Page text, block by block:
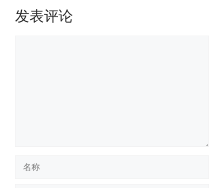
发表评论